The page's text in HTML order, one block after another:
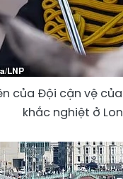
của Đội cận vệ
khắc nghiệt ở